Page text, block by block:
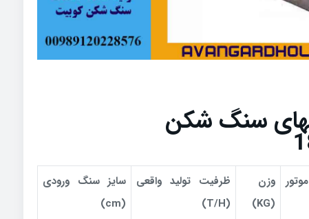
سنگ شکن
وزن
(
KG
)
ظرفیت تولید واقعی
(
T/H
)
سایز سنگ ورودی
(
cm
)